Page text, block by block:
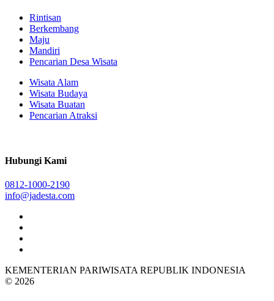
Rintisan
Berkembang
Maju
Mandiri
Pencarian Desa Wisata
Wisata Alam
Wisata Budaya
Wisata Buatan
Pencarian Atraksi
Hubungi Kami
0812-1000-2190
info@jadesta.com
KEMENTERIAN PARIWISATA REPUBLIK INDONESIA
© 2026